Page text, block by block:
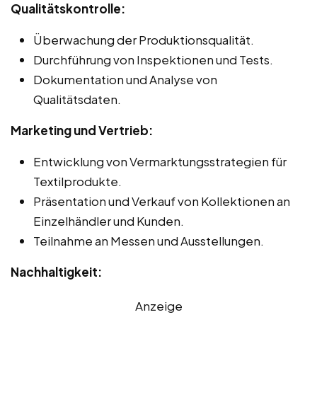
Qualitätskontrolle:
Überwachung der Produktionsqualität.
Durchführung von Inspektionen und Tests.
Dokumentation und Analyse von
Qualitätsdaten.
Marketing und Vertrieb:
Entwicklung von Vermarktungsstrategien für
Textilprodukte.
Präsentation und Verkauf von Kollektionen an
Einzelhändler und Kunden.
Teilnahme an Messen und Ausstellungen.
Nachhaltigkeit:
Anzeige